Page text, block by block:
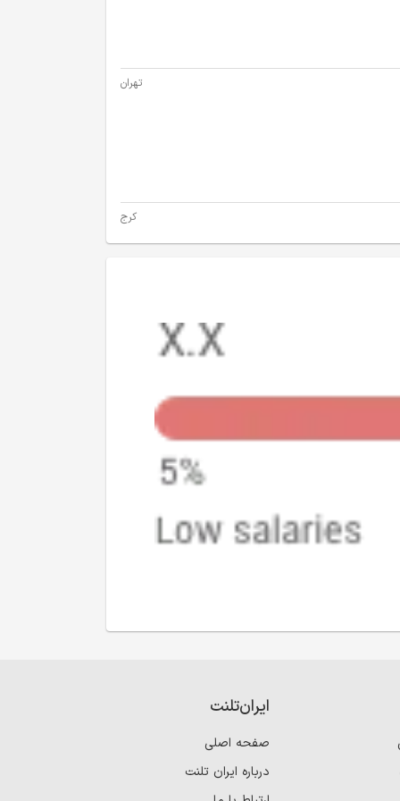
تهران
کرج
ایران‌تلنت
صفحه اصلی
درباره ایران تلنت